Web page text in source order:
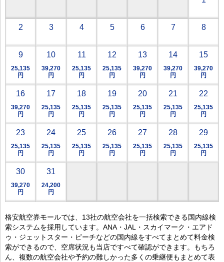
2 3 4 5 6 7 8
9
25,135
円
10
39,270
円
11
25,135
円
12
25,135
円
13
39,270
円
14
39,270
円
15
39,270
円
16
39,270
円
17
25,135
円
18
25,135
円
19
25,135
円
20
25,135
円
21
25,135
円
22
25,135
円
23
25,135
円
24
25,135
円
25
25,135
円
26
25,135
円
27
25,135
円
28
25,135
円
29
25,135
円
30
39,270
円
31
24,200
円
格安航空券モールでは、13社の航空会社を一括検索できる国内線検
索システムを採用しています。ANA・JAL・スカイマーク・エアド
ゥ・ジェットスター・ピーチなどの国内線をすべてまとめて料金検
索ができるので、空席状況も当店ですべて確認ができます。もちろ
ん、複数の航空会社や予約の難しかった多くの乗継便もまとめて表